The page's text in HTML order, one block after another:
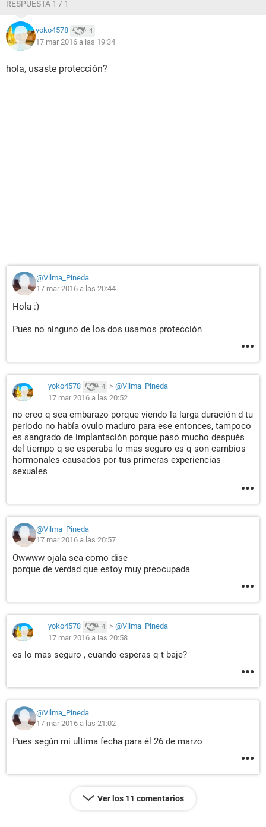
RESPUESTA 1 / 1
yoko4578 4
17 mar 2016 a las 19:34
hola, usaste protección?
@Vilma_Pineda
17 mar 2016 a las 20:44
Hola :)
Pues no ninguno de los dos usamos protección
yoko4578 4 > @Vilma_Pineda
17 mar 2016 a las 20:52
no creo q sea embarazo porque viendo la larga duración d tu
periodo no había ovulo maduro para ese entonces, tampoco
es sangrado de implantación porque paso mucho después
del tiempo q se esperaba lo mas seguro es q son cambios
hormonales causados por tus primeras experiencias
sexuales
@Vilma_Pineda
17 mar 2016 a las 20:57
Owwww ojala sea como dise
porque de verdad que estoy muy preocupada
yoko4578 4 > @Vilma_Pineda
17 mar 2016 a las 20:58
es lo mas seguro , cuando esperas q t baje?
@Vilma_Pineda
17 mar 2016 a las 21:02
Pues según mi ultima fecha para él 26 de marzo
Ver los 11 comentarios